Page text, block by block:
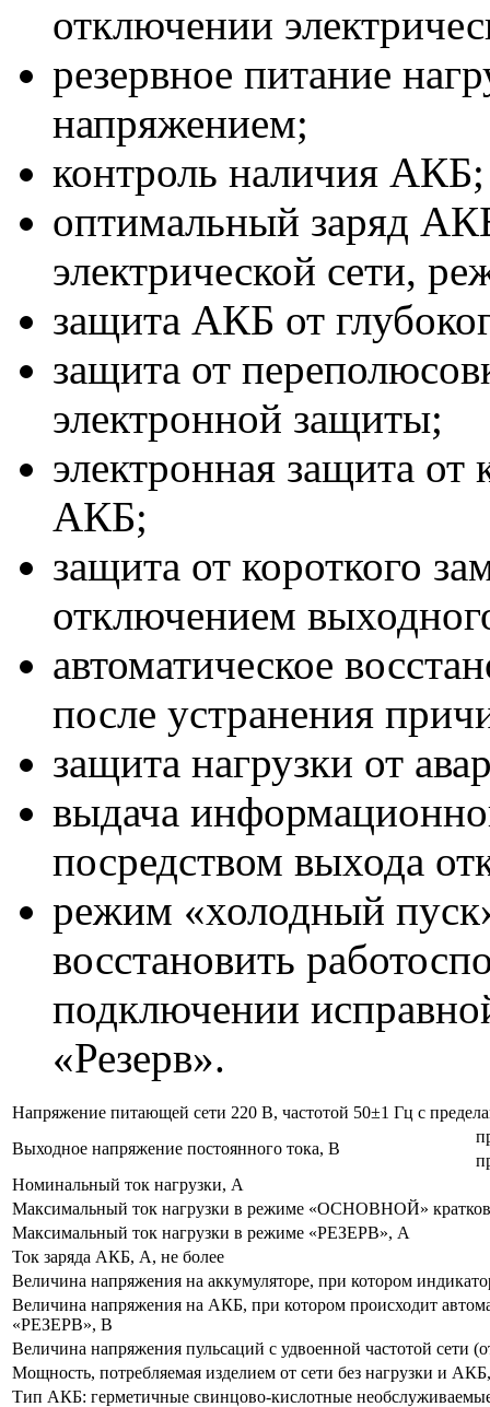
отключении
резервное питание
напряжением;
контроль наличия АКБ;
оптимальный заряд
электрической сети,
защита АКБ от
защита от
электронной защиты;
электронная защита
АКБ;
защита от короткого
отключением
автоматическое
после устранения
защита нагрузки от
выдача
посредством выхода
режим «холодный
восстановить
подключении
«Резерв».
Напряжение питающей сети 220 В, частотой 50±1 Гц с
Выходное напряжение постоянного тока, В
Номинальный ток нагрузки, А
Максимальный ток нагрузки в режиме «ОСНОВНОЙ»
Максимальный ток нагрузки в режиме «РЕЗЕРВ», А
Ток заряда АКБ, А, не более
Величина напряжения на аккумуляторе, при котором
Величина напряжения на АКБ, при котором происходит
«РЕЗЕРВ», В
Величина напряжения пульсаций с удвоенной частотой сети
Мощность, потребляемая изделием от сети без нагрузки и
Тип АКБ: герметичные свинцово-кислотные